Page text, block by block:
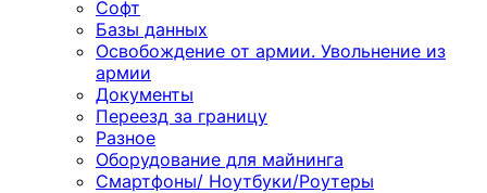
Софт
Базы данных
Освобождение от армии. Увольнение из
армии
Документы
Переезд за границу
Разное
Оборудование для майнинга
Смартфоны/ Ноутбуки/Роутеры